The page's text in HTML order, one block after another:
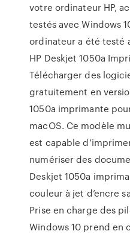
votre ordinateur HP,
testés avec Windows
ordinateur a été testé
HP Deskjet 1050a
Télécharger des
gratuitement en
1050a imprimante
macOS. Ce modèle
est capable
numériser des
Deskjet 1050a
couleur à jet d’encre
Prise en charge des
Windows 10 prend en